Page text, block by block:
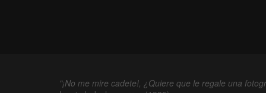
"¡No me mire cadete!, ¿Quiere que le regale una